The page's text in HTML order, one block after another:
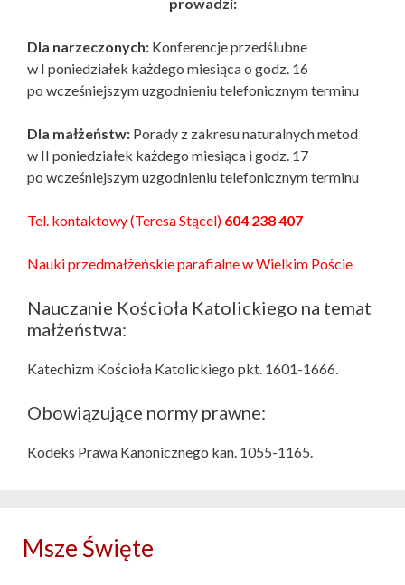
Dla narzeczonych: Konferencje przedślubne
w I poniedziałek każdego miesiąca o godz. 16
po wcześniejszym uzgodnieniu telefonicznym terminu
Dla małżeństw: Porady z zakresu naturalnych metod
w II poniedziałek każdego miesiąca i godz. 17
po wcześniejszym uzgodnieniu telefonicznym terminu
Tel. kontaktowy (Teresa Stącel) 604 238 407
Nauki przedmałżeńskie parafialne w Wielkim Poście
Nauczanie Kościoła Katolickiego na temat
małżeństwa:
Katechizm Kościoła Katolickiego pkt. 1601-1666.
Obowiązujące normy prawne:
Kodeks Prawa Kanonicznego kan. 1055-1165.
Msze Święte